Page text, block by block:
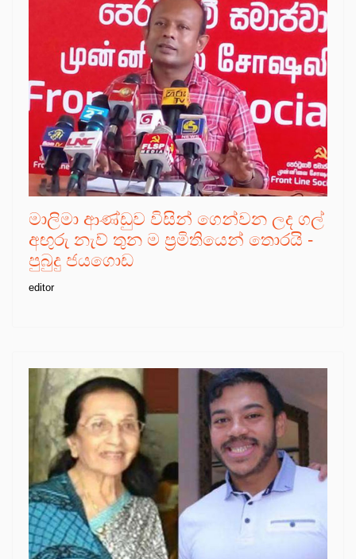
මාලිමා ආණ්ඩුව විසින් ගෙන්වන ලද ගල්
අඟුරු නැව් තුන ම ප්‍රමිතියෙන් තොරයි -
පුබුදු ජයගොඩ
editor